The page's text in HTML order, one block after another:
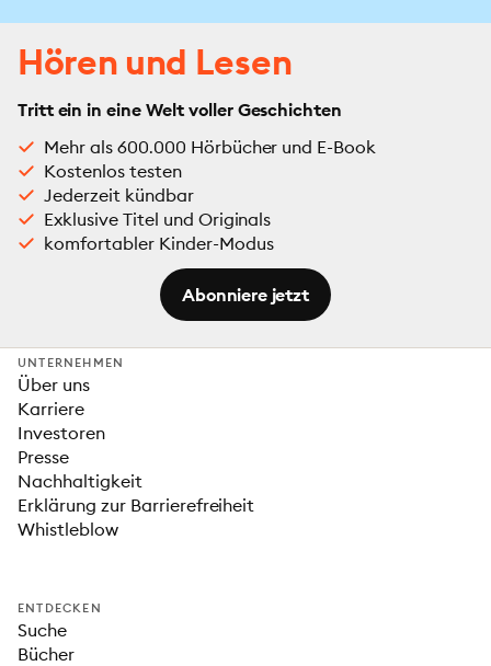
Hören und Lesen
Tritt ein in eine Welt voller Geschichten
Mehr als 600.000 Hörbücher und E-Book
Kostenlos testen
Jederzeit kündbar
Exklusive Titel und Originals
komfortabler Kinder-Modus
Abonniere jetzt
UNTERNEHMEN
Über uns
Karriere
Investoren
Presse
Nachhaltigkeit
Erklärung zur Barrierefreiheit
Whistleblow
ENTDECKEN
Suche
Bücher